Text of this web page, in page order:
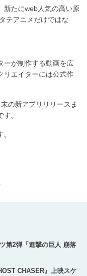
新たにweb人気の高い原
テアニメだけではな
ーが制作する動画を広
リエイターには公式作
の新アプリリリースま
。
第2弾「進撃の巨人 崩落
CHASER』上映スケ